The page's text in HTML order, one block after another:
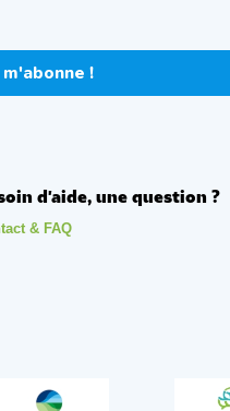
m'abonne !
d'aide, une question ?
& FAQ